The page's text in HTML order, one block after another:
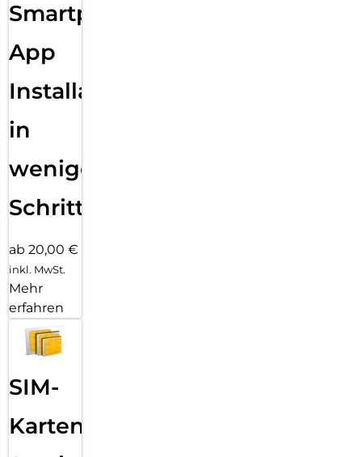
Smartphone
App
Installation
in
wenigen
Schritten
ab 20,00 €
inkl. MwSt.
Mehr
erfahren
SIM-
Karten